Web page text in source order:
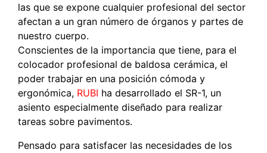
las que se expone cualquier profesional del sector
afectan a un gran número de órganos y partes de
nuestro cuerpo.
Conscientes de la importancia que tiene, para el
colocador profesional de baldosa cerámica, el
poder trabajar en una posición cómoda y
ergonómica, RUBI ha desarrollado el SR-1, un
asiento especialmente diseñado para realizar
tareas sobre pavimentos.
Pensado para satisfacer las necesidades de los